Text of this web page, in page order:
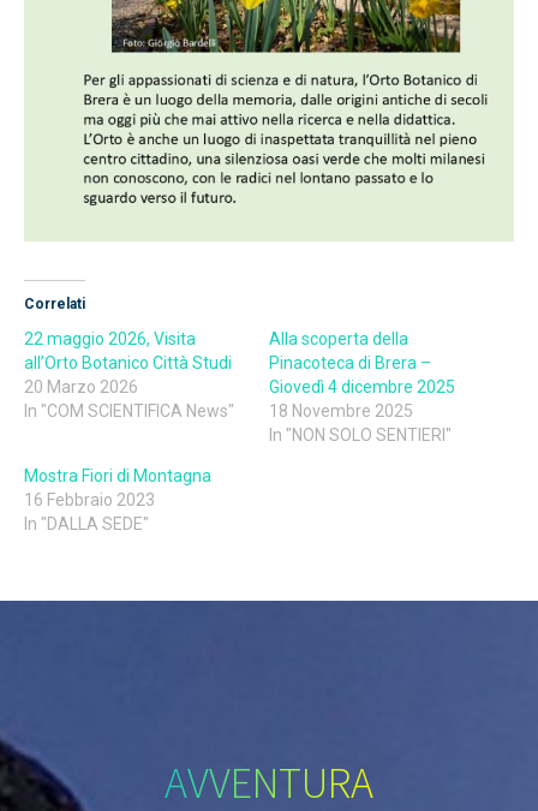
Correlati
22 maggio 2026, Visita
all’Orto Botanico Città Studi
20 Marzo 2026
In "COM SCIENTIFICA News"
Alla scoperta della
Pinacoteca di Brera –
Giovedì 4 dicembre 2025
18 Novembre 2025
In "NON SOLO SENTIERI"
Mostra Fiori di Montagna
16 Febbraio 2023
In "DALLA SEDE"
AVVENTURA